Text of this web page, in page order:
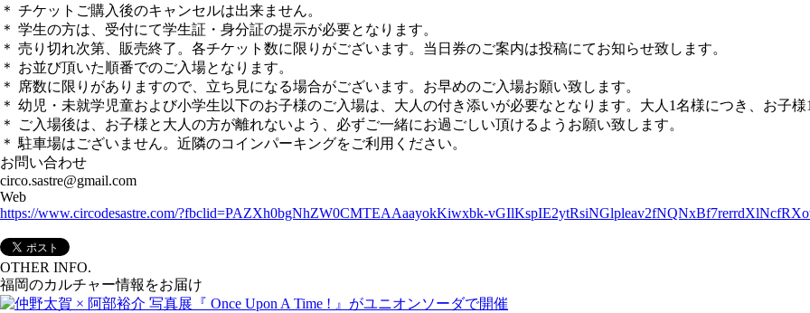
＊ チケットご購入後のキャンセルは出来ません。
＊ 学生の方は、受付にて学生証・身分証の提示が必要となります。
＊ 売り切れ次第、販売終了。各チケット数に限りがございます。当日券のご案内は投稿にてお知らせ致します。
＊ お並び頂いた順番でのご入場となります。
＊ 席数に限りがありますので、立ち見になる場合がございます。お早めのご入場お願い致します。
＊ 幼児・未就学児童および小学生以下のお子様のご入場は、大人の付き添いが必要なとなります。大人1名様につき、お子様
＊ ご入場後は、お子様と大人の方が離れないよう、必ずご一緒にお過ごしい頂けるようお願い致します。
＊ 駐車場はございません。近隣のコインパーキングをご利用ください。
お問い合わせ
circo.sastre@gmail.com
Web
https://www.circodesastre.com/?fbclid=PAZXh0bgNhZW0CMTEAAaayokKiwxbk-
OTHER INFO.
福岡のカルチャー情報をお届け